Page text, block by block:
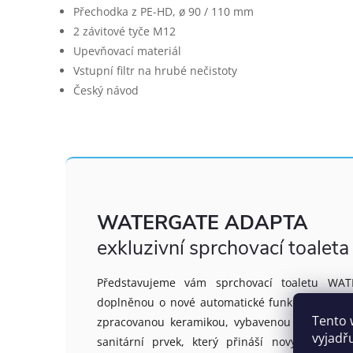
Tento
Přechodka z PE-HD, ø 90 / 110 mm
2 závitové tyče M12
Upevňovací materiál
Vstupní filtr na hrubé nečistoty
Český návod
WATERGATE ADAPTA
exkluzivní sprchovací toaleta
Představujeme vám sprchovací toaletu
doplněnou o nové automatické funkce.
zpracovanou keramikou, vybavenou velice
sanitární prvek, který přináší nový